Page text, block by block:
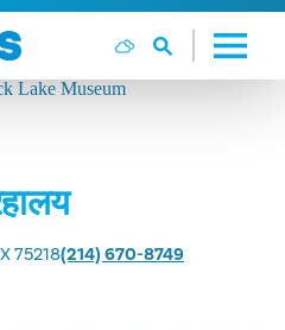
75218(214) 670-8749